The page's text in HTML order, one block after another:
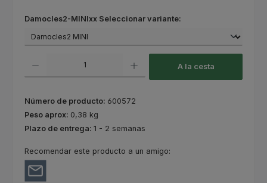
Seleccione
Damocles2-MINIxx Seleccionar variante:
A la cesta
Número de producto: 600572
Peso aprox: 0,38 kg
Plazo de entrega: 1 - 2 semanas
Recomendar este producto a un amigo: